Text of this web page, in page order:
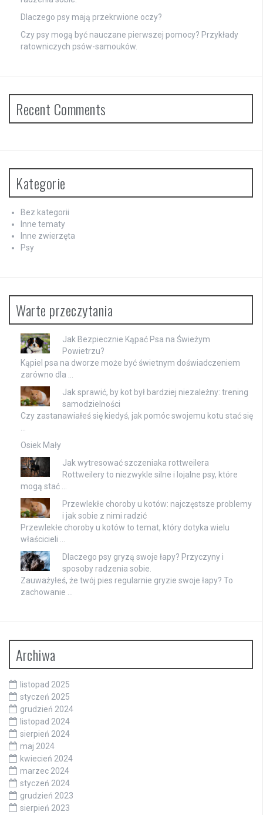
Dlaczego psy mają przekrwione oczy?
Czy psy mogą być nauczane pierwszej pomocy? Przykłady
ratowniczych psów-samouków.
Recent Comments
Kategorie
Bez kategorii
Inne tematy
Inne zwierzęta
Psy
Warte przeczytania
Jak Bezpiecznie Kąpać Psa na Świeżym
Powietrzu?
Kąpiel psa na dworze może być świetnym doświadczeniem
zarówno dla …
Jak sprawić, by kot był bardziej niezależny: trening
samodzielności
Czy zastanawiałeś się kiedyś, jak pomóc swojemu kotu stać się
…
Osiek Mały
Jak wytresować szczeniaka rottweilera
Rottweilery to niezwykle silne i lojalne psy, które
mogą stać …
Przewlekłe choroby u kotów: najczęstsze problemy
i jak sobie z nimi radzić
Przewlekłe choroby u kotów to temat, który dotyka wielu
właścicieli …
Dlaczego psy gryzą swoje łapy? Przyczyny i
sposoby radzenia sobie.
Zauważyłeś, że twój pies regularnie gryzie swoje łapy? To
zachowanie …
Archiwa
listopad 2025
styczeń 2025
grudzień 2024
listopad 2024
sierpień 2024
maj 2024
kwiecień 2024
marzec 2024
styczeń 2024
grudzień 2023
sierpień 2023